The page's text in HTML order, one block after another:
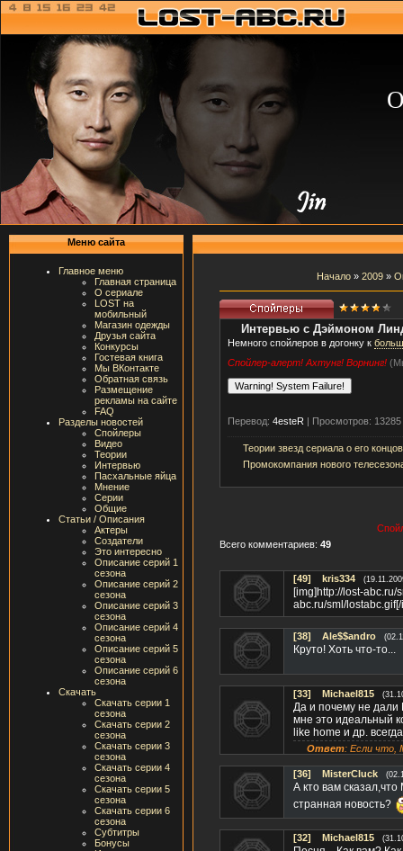
Меню сайта
Главное меню
Главная страница
О сериале
LOST на
мобильный
Магазин одежды
Друзья сайта
Конкурсы
Гостевая книга
Мы ВКонтакте
Обратная связь
Размещение
рекламы на сайте
FAQ
Разделы новостей
Спойлеры
Видео
Теории
Интервью
Пасхальные яйца
Мнение
Серии
Общие
Статьи / Описания
Актеры
Создатели
Это интересно
Описание серий 1
сезона
Описание серий 2
сезона
Описание серий 3
сезона
Описание серий 4
сезона
Описание серий 5
сезона
Описание серий 6
сезона
Скачать
Скачать серии 1
сезона
Скачать серии 2
сезона
Скачать серии 3
сезона
Скачать серии 4
сезона
Скачать серии 5
сезона
Скачать серии 6
сезона
Субтитры
Бонусы
Начало » 2009 »
Интервью с Дэймоном
Немного спойлеров в догонку к
Спойлер-алерт! Ахтунг! Ворнинг!
Перевод: 4esteR | Просмотров: 13285
Теории звезд сериала о его
Промокомпания нового
Всего комментариев: 49
[49] kris334
[img]http://lost-abc.ru/
abc.ru/sml/
[38] Ale$$andro
Круто! Хоть что-то...
[33] Michael815
Да и почему не дали
мне это идеальный
like home и др.
Ответ: Если что,
[36] MisterCluck
А кто вам
странная новость?
[32] Michael815